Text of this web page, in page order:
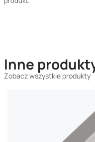
Inne
Zobacz wszystkie produkty